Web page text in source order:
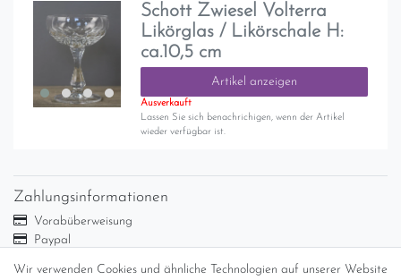
Schott Zwiesel Volterra
Likörglas / Likörschale H:
ca.10,5 cm
Artikel anzeigen
Ausverkauft
Lassen Sie sich benachrichigen, wenn der Artikel
wieder verfügbar ist.
Wir verwenden Cookies und ähnliche Technologien auf unserer Website
Zahlungsinformationen
Vorabüberweisung
Paypal